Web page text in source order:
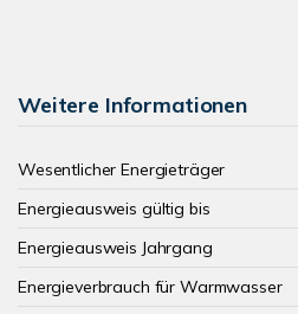
Weitere Informationen
Wesentlicher Energieträger
Energieausweis gültig bis
Energieausweis Jahrgang
Energieverbrauch für Warmwasser